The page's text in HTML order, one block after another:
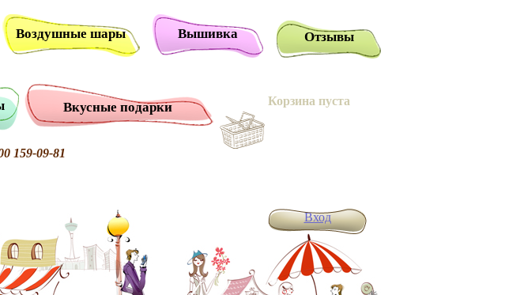
Воздушные шары Вышивка Отзывы
09-81
Вкусные подарки Корзина пуста
Вход